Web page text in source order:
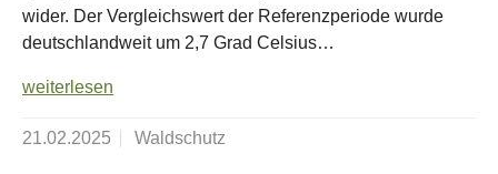
wider. Der Vergleichswert der Referenzperiode wurde
deutschlandweit um 2,7 Grad Celsius…
weiterlesen
21.02.2025 Waldschutz